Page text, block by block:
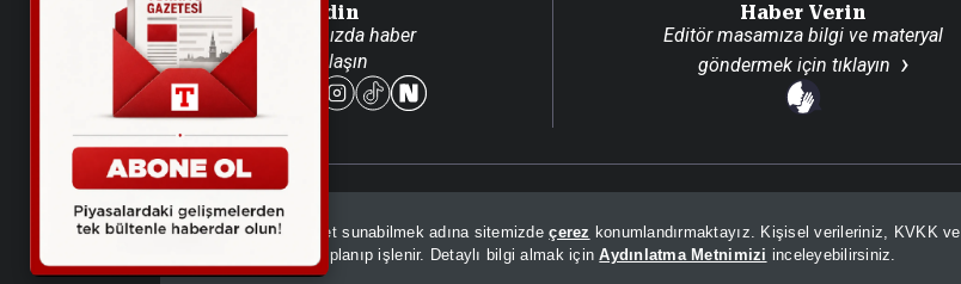
Sizlere daha iyi hizmet sunabilmek adına sitemizdeçerez konumlandırmaktayız. Kişisel verileriniz, KVKK ve
GDPR kapsamında toplanıp işlenir. Detaylı bilgi almak içinAydınlatma Metnimizi inceleyebilirsiniz.
Takip Edin
Favori mecralarınızda haber
akışımıza ulaşın
Haber Verin
Editör masamıza bilgi ve materyal
göndermek için tıklayın
© 2026 İhlas Medya Grubu. Tüm Hakları Saklıdır